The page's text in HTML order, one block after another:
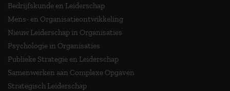
Bedrijfskunde en Leiderschap
Mens- en Organisatieontwikkeling
Nieuw Leiderschap in Organisaties
Psychologie in Organisaties
Publieke Strategie en Leiderschap
Samenwerken aan Complexe Opgaven
Strategisch Leiderschap